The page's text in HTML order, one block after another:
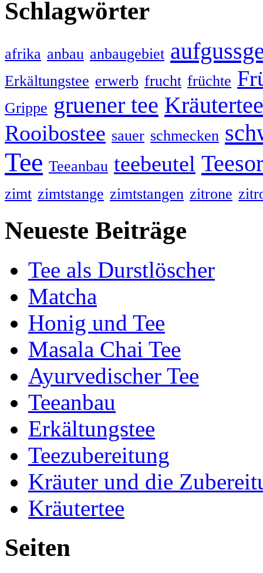
Schlagwörter
afrika anbau anbaugebiet
Erkältungstee erwerb frucht früchte
Grippe gruener tee Kräutertee
Rooibostee sauer schmecken
Tee Teeanbau teebeutel
zimt zimtstange zimtstangen zitrone
Neueste Beiträge
Tee als Durstlöscher
Matcha
Honig und Tee
Masala Chai Tee
Ayurvedischer Tee
Teeanbau
Erkältungstee
Teezubereitung
Kräuter und die
Kräutertee
Seiten